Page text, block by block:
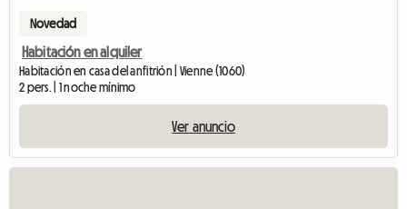
Novedad
Habitación en alquiler
Habitación en casa del anfitrión | Vienne (1060)
2 pers. | 1 noche mínimo
Ver anuncio